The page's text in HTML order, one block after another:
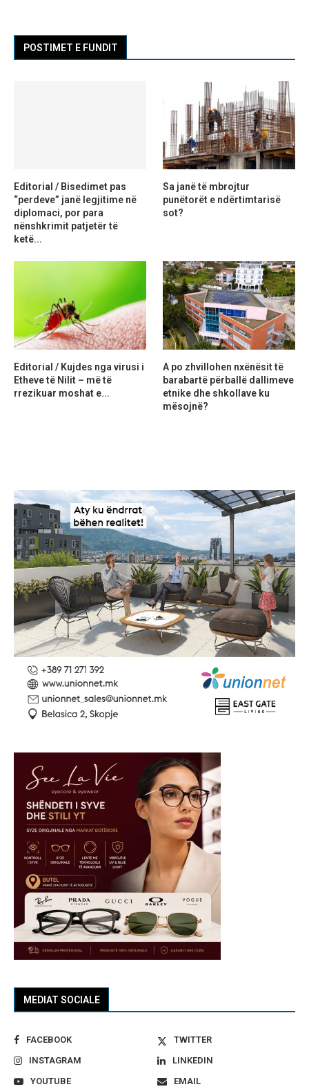
MEDIAT SOCIALE
FACEBOOK
TWITTER
INSTAGRAM
LINKEDIN
YOUTUBE
EMAIL
POSTIMET E FUNDIT
Editorial / Bisedimet pas
“perdeve” janë legjitime në
diplomaci, por para
nënshkrimit patjetër të
ketë...
Sa janë të mbrojtur
punëtorët e ndërtimtarisë
sot?
Editorial / Kujdes nga virusi i
Etheve të Nilit – më të
rrezikuar moshat e...
A po zhvillohen nxënësit të
barabartë përballë dallimeve
etnike dhe shkollave ku
mësojnë?